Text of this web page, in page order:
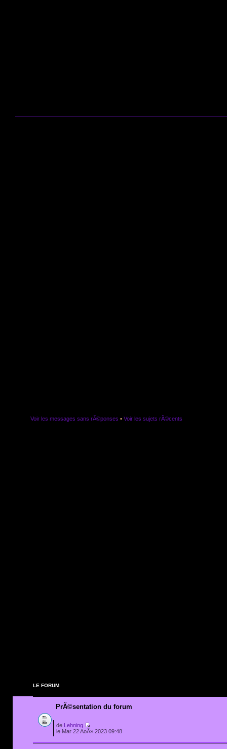
Voir les messages sans rÃ©ponses • Voir les sujets rÃ©cents
LE FORUM
PrÃ©sentation du forum
de
Lehning
le Mar 22 AoÃ» 2023 09:48